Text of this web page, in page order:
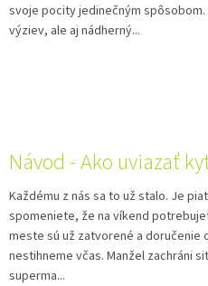
svoje pocity jedinečným
výziev, ale aj nádherný...
Návod - Ako uviazať
Každému z nás sa to už stalo. Je
spomeniete, že na víkend
meste sú už zatvorené a
nestihneme včas. Manžel zachráni
superma...